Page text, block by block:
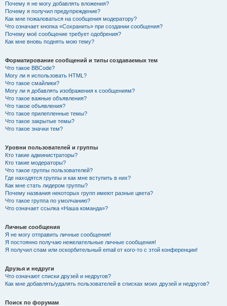
Почему я не могу добавлять вложения?
Почему я получил предупреждение?
Как мне пожаловаться на сообщения модератору?
Что означает кнопка «Сохранить» при создании сообщения?
Почему моё сообщение требует одобрения?
Как мне вновь поднять мою тему?
Форматирование сообщений и типы создаваемых тем
Что такое BBCode?
Могу ли я использовать HTML?
Что такое смайлики?
Могу ли я добавлять изображения к сообщениям?
Что такое важные объявления?
Что такое объявления?
Что такое прилепленные темы?
Что такое закрытые темы?
Что такое значки тем?
Уровни пользователей и группы
Кто такие администраторы?
Кто такие модераторы?
Что такое группы пользователей?
Где находятся группы и как мне вступить в них?
Как мне стать лидером группы?
Почему названия некоторых групп имеют разные цвета?
Что такое группа по умолчанию?
Что означает ссылка «Наша команда»?
Личные сообщения
Я не могу отправить личные сообщения!
Я постоянно получаю нежелательные личные сообщения!
Я получил спам или оскорбительный email от кого-то с этой конференции!
Друзья и недруги
Что означают списки друзей и недругов?
Как мне добавлять/удалять пользователей в списках моих друзей и недругов?
Поиск по форумам